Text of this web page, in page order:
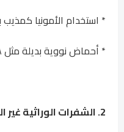
* استخدام الأمونيا كمذيب
* أحماض نووية بديلة مثل XNA
2. الشفرات الوراثية غير القياسية